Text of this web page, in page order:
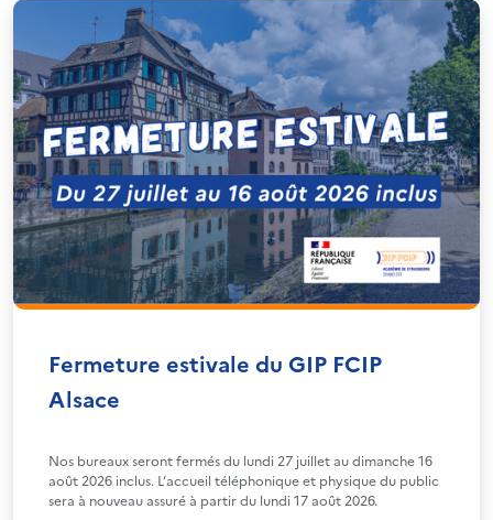
Fermeture estivale du GIP FCIP
Alsace
Nos bureaux seront fermés du lundi 27 juillet au dimanche 16
août 2026 inclus. L’accueil téléphonique et physique du public
sera à nouveau assuré à partir du lundi 17 août 2026.